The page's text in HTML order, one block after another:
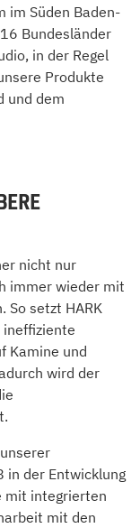
im Süden Baden-
Bundesländer
in der Regel
Produkte
und dem
nicht nur
immer wieder mit
So setzt HARK
Kamine und
wird der
in der Entwicklung
mit integrierten
mit den